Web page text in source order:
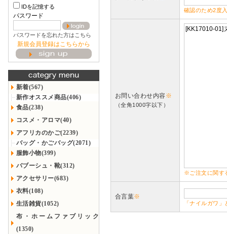
IDを記憶する
パスワード
パスワードを忘れた方はこちら
新規会員登録はこちらから
新着(567)
新作オススメ商品(406)
食品(238)
コスメ・アロマ(40)
アフリカのかご(2239)
バッグ・かごバッグ(2071)
服飾小物(399)
バブーシュ・靴(312)
アクセサリー(683)
衣料(108)
生活雑貨(1052)
布・ホームファブリック
(1350)
確認のため2度
お問い合わせ内容※
（全角1000字以下）
※ご注文に関す
合言葉※
「ナイルガワ